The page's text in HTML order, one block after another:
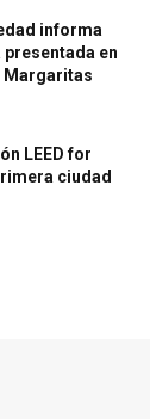
informa
en
Margaritas
LEED for
ciudad